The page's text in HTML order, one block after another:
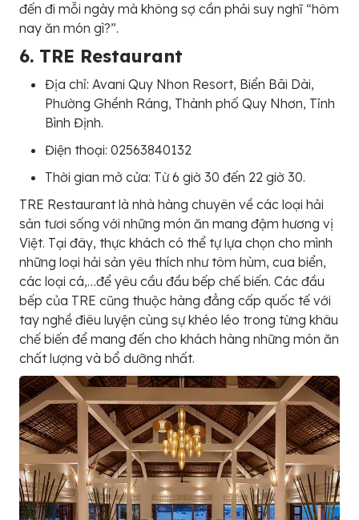
đến đi mỗi ngày mà không sợ cần phải suy nghĩ “hôm
nay ăn món gì?”.
6. TRE Restaurant
Địa chỉ: Avani Quy Nhon Resort, Biển Bãi Dài,
Phường Ghềnh Ráng, Thành phố Quy Nhơn, Tỉnh
Bình Định.
Điện thoại: 02563840132
Thời gian mở cửa: Từ 6 giờ 30 đến 22 giờ 30.
TRE Restaurant là nhà hàng chuyên về các loại hải
sản tươi sống với những món ăn mang đậm hương vị
Việt. Tại đây, thực khách có thể tự lựa chọn cho mình
những loại hải sản yêu thích như tôm hùm, cua biển,
các loại cá,…để yêu cầu đầu bếp chế biến. Các đầu
bếp của TRE cũng thuộc hàng đẳng cấp quốc tế với
tay nghề điêu luyện cùng sự khéo léo trong từng khâu
chế biến để mang đến cho khách hàng những món ăn
chất lượng và bổ dưỡng nhất.